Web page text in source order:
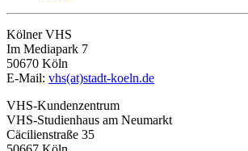
Kölner VHS
Im Mediapark 7
50670 Köln
E-Mail: vhs(at)stadt-koeln.de
VHS-Kundenzentrum
VHS-Studienhaus am Neumarkt
Cäcilienstraße 35